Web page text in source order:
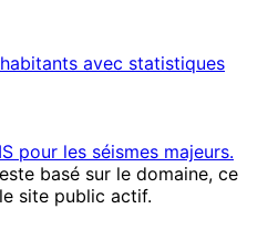
avec statistiques
pour les séismes majeurs.
basé sur le domaine, ce
site public actif.